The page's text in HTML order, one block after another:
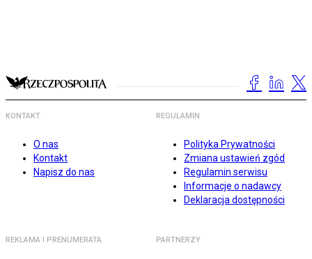
KONTAKT
O nas
Kontakt
Napisz do nas
REGULAMIN
Polityka Prywatności
Zmiana ustawień zgód
Regulamin serwisu
Informacje o nadawcy
Deklaracja dostępności
REKLAMA I PRENUMERATA PARTNERZY